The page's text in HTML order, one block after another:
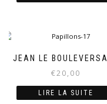
JEAN LE
€20,00
LIRE LA SUITE